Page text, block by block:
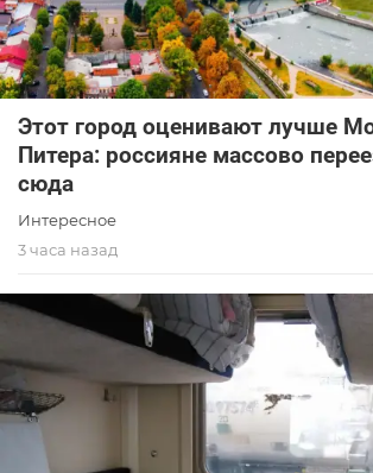
Этот город оценивают лучше
Питера: россияне массово
сюда
Интересное
3 часа назад